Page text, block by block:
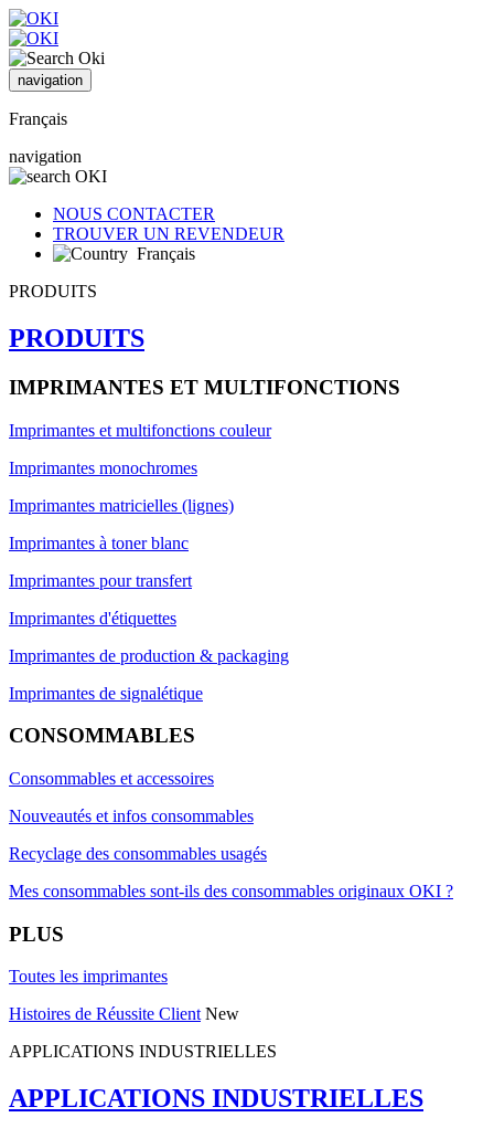
navigation
Français
navigation
NOUS CONTACTER
TROUVER UN REVENDEUR
Français
PRODUITS
PRODUITS
IMPRIMANTES ET MULTIFONCTIONS
Imprimantes et multifonctions couleur
Imprimantes monochromes
Imprimantes matricielles (lignes)
Imprimantes à toner blanc
Imprimantes pour transfert
Imprimantes d'étiquettes
Imprimantes de production & packaging
Imprimantes de signalétique
CONSOMMABLES
Consommables et accessoires
Nouveautés et infos consommables
Recyclage des consommables usagés
Mes consommables sont-ils des consommables originaux OKI ?
PLUS
Toutes les imprimantes
Histoires de Réussite Client New
APPLICATIONS INDUSTRIELLES
APPLICATIONS INDUSTRIELLES